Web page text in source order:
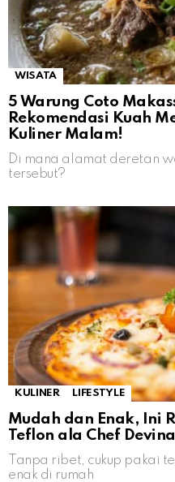
WISATA
5 Warung Coto
Rekomendasi Kuah
Kuliner Malam!
Di mana alamat deretan
tersebut?
KULINER LIFESTYLE
Mudah dan Enak, Ini
Teflon ala Chef
Tanpa ribet, cukup pakai
enak di rumah